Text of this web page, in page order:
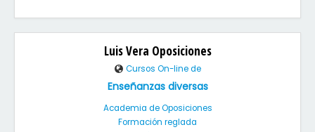
Luis Vera Oposiciones
Cursos On-line de
Enseñanzas diversas
Academia de Oposiciones
Formación reglada